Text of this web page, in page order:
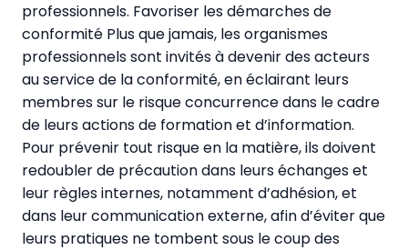
professionnels. Favoriser les démarches de
conformité Plus que jamais, les organismes
professionnels sont invités à devenir des acteurs
au service de la conformité, en éclairant leurs
membres sur le risque concurrence dans le cadre
de leurs actions de formation et d’information.
Pour prévenir tout risque en la matière, ils doivent
redoubler de précaution dans leurs échanges et
leur règles internes, notamment d’adhésion, et
dans leur communication externe, afin d’éviter que
leurs pratiques ne tombent sous le coup des